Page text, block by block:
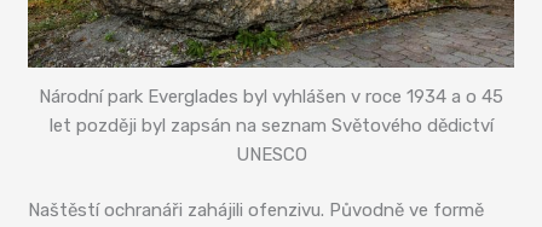
Národní park Everglades byl vyhlášen v roce 1934 a o 45
let později byl zapsán na seznam Světového dědictví
UNESCO
Naštěstí ochranáři zahájili ofenzivu. Původně ve formě